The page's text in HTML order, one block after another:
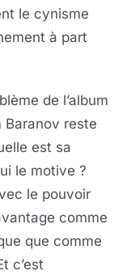
le cynisme
à part
de l’album
Baranov reste
est sa
le motive ?
le pouvoir
comme
que comme
c’est